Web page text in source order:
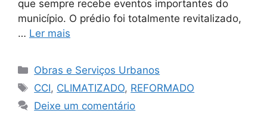
que sempre recebe eventos importantes do
município. O prédio foi totalmente revitalizado,
… Ler mais
Obras e Serviços Urbanos
CCI, CLIMATIZADO, REFORMADO
Deixe um comentário